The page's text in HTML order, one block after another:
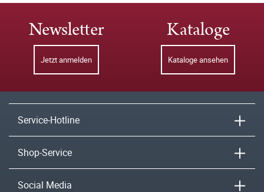
Newsletter
Jetzt anmelden
Kataloge
Kataloge ansehen
Service-Hotline
Shop-Service
Social Media